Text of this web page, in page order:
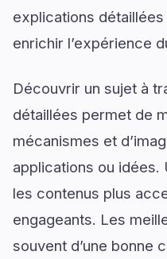
explications
enrichir l’expérience
Découvrir un sujet à
détaillées permet de
mécanismes et
applications ou idées.
les contenus plus
engageants. Les
souvent d’une bonne